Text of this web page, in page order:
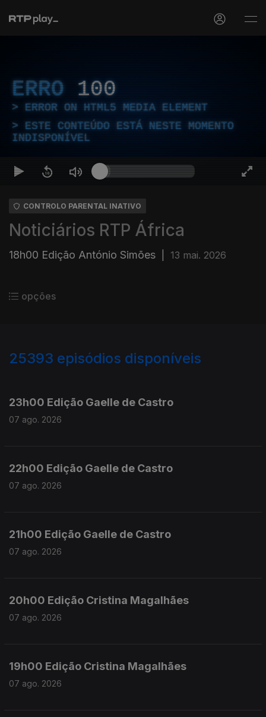
ERRO 100
ERROR ON HTML5 MEDIA ELEMENT
ESTE CONTEÚDO ESTÁ NESTE MOMENTO
INDISPONÍVEL
CONTROLO PARENTAL INATIVO
Noticiários RTP África
18h00 Edição António Simões 13 mai. 2026
opções
25393 episódios disponíveis
23h00 Edição Gaelle de Castro
07 ago. 2026
22h00 Edição Gaelle de Castro
07 ago. 2026
21h00 Edição Gaelle de Castro
07 ago. 2026
20h00 Edição Cristina Magalhães
07 ago. 2026
19h00 Edição Cristina Magalhães
07 ago. 2026